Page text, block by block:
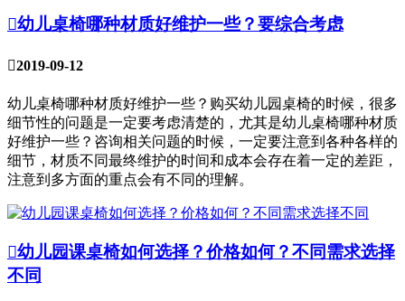
幼儿桌椅哪种材质好维护一些？要综合考虑
2019-09-12
幼儿桌椅哪种材质好维护一些？购买幼儿园桌椅的时候，很多
细节性的问题是一定要考虑清楚的，尤其是幼儿桌椅哪种材质
好维护一些？咨询相关问题的时候，一定要注意到各种各样的
细节，材质不同最终维护的时间和成本会存在着一定的差距，
注意到多方面的重点会有不同的理解。
幼儿园课桌椅如何选择？价格如何？不同需求选择
不同